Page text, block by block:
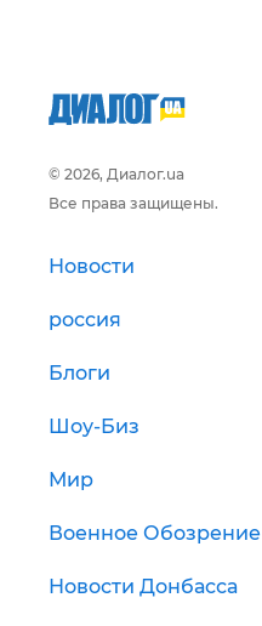
© 2026, Диалог.ua
Все права защищены.
Новости
россия
Блоги
Шоу-Биз
Мир
Военное Обозрение
Новости Донбасса